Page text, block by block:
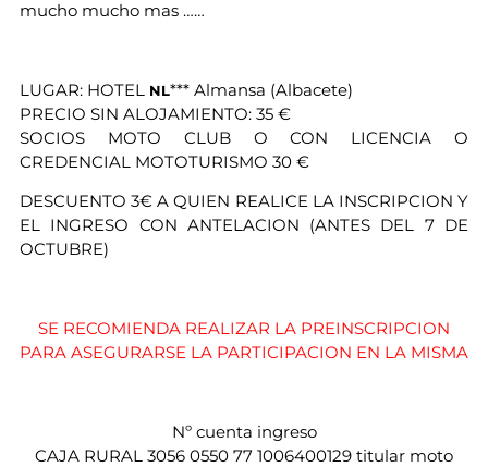
mucho mucho mas ……
LUGAR: HOTEL NL*** Almansa (Albacete)
PRECIO SIN ALOJAMIENTO: 35 €
SOCIOS MOTO CLUB O CON LICENCIA O
CREDENCIAL MOTOTURISMO 30 €
DESCUENTO 3€ A QUIEN REALICE LA INSCRIPCION Y
EL INGRESO CON ANTELACION (ANTES DEL 7 DE
OCTUBRE)
SE RECOMIENDA REALIZAR LA PREINSCRIPCION
PARA ASEGURARSE LA PARTICIPACION EN LA MISMA
Nº cuenta ingreso
CAJA RURAL 3056 0550 77 1006400129 titular moto